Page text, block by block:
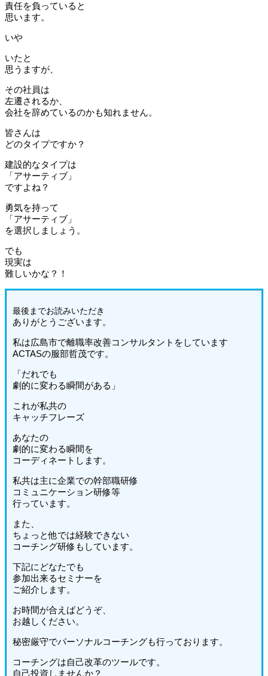
責任を負っていると
思います。
いや
いたと
思うますが、
その社員は
左遷されるか、
会社を辞めているのかも知れません。
皆さんは
どのタイプですか？
建設的なタイプは
「アサーティブ」
ですよね？
勇気を持って
「アサーティブ」
を選択しましょう。
でも
現実は
難しいかな？！
最後までお読みいただき
ありがとうございます。
私は広島市で離職率改善コンサルタントをしています
ACTASの服部哲茂です。
「だれでも
劇的に変わる瞬間がある」
これが私共の
キャッチフレーズ
あなたの
劇的に変わる瞬間を
コーディネートします。
私共は主に企業での幹部職研修
コミュニケーション研修等
行っています。
また、
ちょっと他では経験できない
コーチング研修もしています。
下記にどなたでも
参加出来るセミナーを
ご紹介します。
お時間が合えばどうぞ、
お越しください。
秘密厳守でパーソナルコーチングも行っております。
コーチングは自己改革のツールです。
自己投資しませんか？